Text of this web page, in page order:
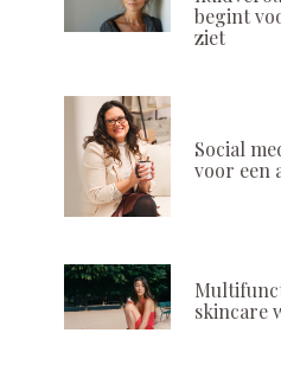
begint
ziet
Social
voor een
skincare